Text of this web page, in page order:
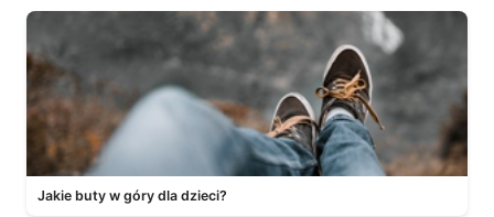
Jakie buty w góry dla dzieci?